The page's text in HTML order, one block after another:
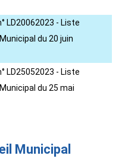
LD20062023 - Liste
du 20 juin
LD25052023 - Liste
du 25 mai
Municipal